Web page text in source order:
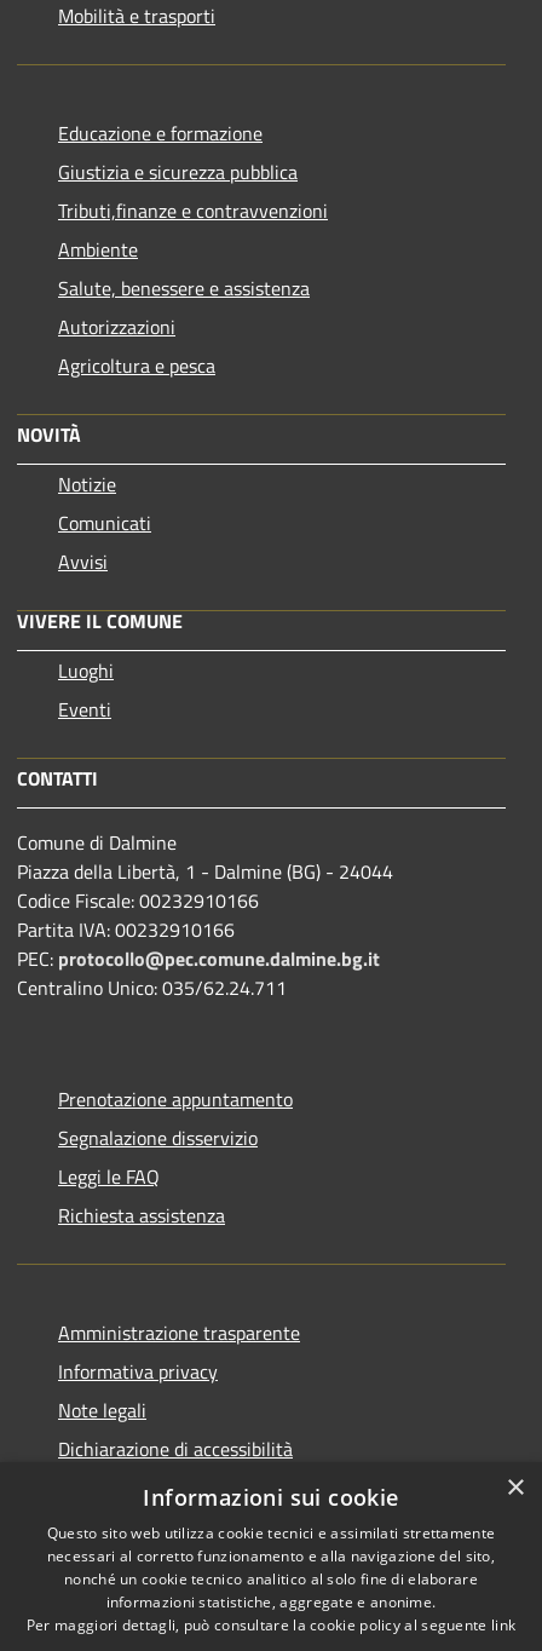
Mobilità e trasporti
Educazione e formazione
Giustizia e sicurezza pubblica
Tributi,finanze e contravvenzioni
Ambiente
Salute, benessere e assistenza
Autorizzazioni
Agricoltura e pesca
NOVITÀ
Notizie
Comunicati
Avvisi
VIVERE IL COMUNE
Luoghi
Eventi
CONTATTI
Comune di Dalmine
Piazza della Libertà, 1 - Dalmine (BG) - 24044
Codice Fiscale: 00232910166
Partita IVA: 00232910166
PEC: protocollo@pec.comune.dalmine.bg.it
Centralino Unico: 035/62.24.711
Prenotazione appuntamento
Segnalazione disservizio
Leggi le FAQ
Richiesta assistenza
Amministrazione trasparente
Informativa privacy
Note legali
Dichiarazione di accessibilità
Piano di miglioramento del sito
Accessibilità
Copyright © 2026 • Comune di
Dalmine • Powered by
×
Informazioni sui cookie
Questo sito web utilizza cookie tecnici e assimilati strettamente
necessari al corretto funzionamento e alla navigazione del sito,
nonché un cookie tecnico analitico al solo fine di elaborare
informazioni statistiche, aggregate e anonime.
Per maggiori dettagli, può consultare la cookie policy al seguente link